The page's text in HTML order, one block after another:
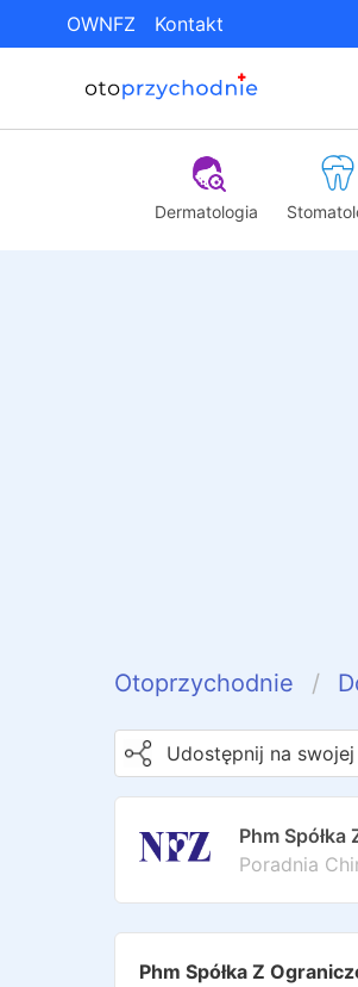
OWNFZ Kontakt
Dermatologia
Otoprzychodnie
Udostępnij na
Phm
Poradnia
Phm Spółka Z